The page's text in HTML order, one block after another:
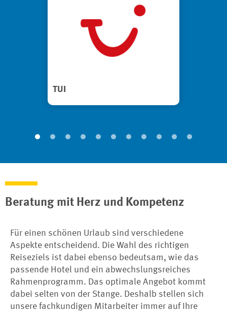
TUI
Beratung mit Herz und Kompetenz
Für einen schönen Urlaub sind verschiedene
Aspekte entscheidend. Die Wahl des richtigen
Reiseziels ist dabei ebenso bedeutsam, wie das
passende Hotel und ein abwechslungsreiches
Rahmenprogramm. Das optimale Angebot kommt
dabei selten von der Stange. Deshalb stellen sich
unsere fachkundigen Mitarbeiter immer auf Ihre